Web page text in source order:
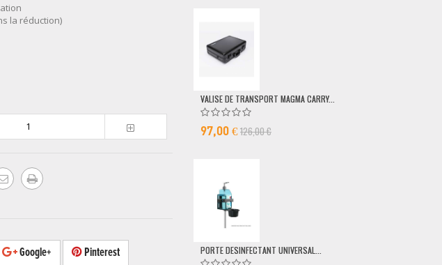
la réduction)
Google+ Pinterest
VALISE DE TRANSPORT MAGMA CARRY...
97,00 €126,00 €
PORTE DESINFECTANT UNIVERSAL...